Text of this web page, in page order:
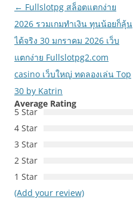
เมนู
นำทาง
เรื่อง
← Fullslotpg สล็อตแตกง่าย
2026 รวมเกมทำเงิน ทุนน้อยก็ลุ้น
ได้จริง 30 มกราคม 2026 เว็บ
แตกง่าย Fullslotpg2.com
casino เว็บใหญ่ ทดลองเล่น Top
30 by Katrin
Average Rating
5 Star
4 Star
3 Star
2 Star
1 Star
(Add your review)